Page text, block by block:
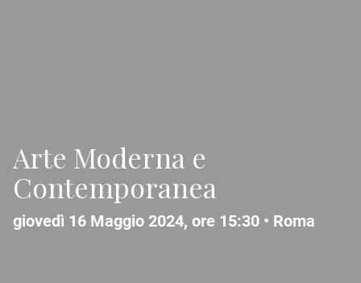
Arte Moderna e
Contemporanea
giovedì 16 Maggio 2024, ore 15:30 • Roma